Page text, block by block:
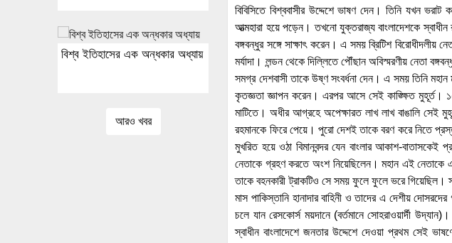
বিশ্ব ইতিহাসের এক অন্ধকার অধ্যায়
আরও খবর
বিবিসিতে বিশ্ববাসীর উদ্দেশে ভাষণ দেন। তিনি যখন
আত্মহারা হয়ে পড়েন। তখনো যুক্তরাজ্য বাংলাদেশকে স্বাধীন
বঙ্গবন্ধুর সঙ্গে সাক্ষাৎ করেন। এ সময় ব্রিটিশ বিরোধীদলীয়
মর্যাদা। লন্ডন থেকে দিল্লিতে পৌঁছান অবিস্মরণীয় নেতা
সমগ্র দেশবাসী তাকে উষ্ণ সংবর্ধনা দেন। এ সময় তিনি মহান
কৃতজ্ঞতা জ্ঞাপন করেন। এরপর আসে সেই কাঙ্ক্ষিত মুহূর্ত। ১০
মাটিতে। অধীর আগ্রহে অপেক্ষারত লাখ লাখ বাঙালি সেই
রহমানকে ফিরে পেয়ে। পুরো দেশই তাকে বরণ করে নিতে
মুখরিত হয়ে ওঠা বিমানবন্দর যেন বাংলার আকাশ-
নেতাকে গ্রহণ করতে অংশ নিয়েছিলেন। মহান এই নেতাকে
তাকে বহনকারী ট্রাকটিও সে সময় ফুলে ফুলে ভরে গিয়েছিল।
মাস পাকিস্তানি হানাদার বাহিনী ও তাদের এ দেশীয়
চলে যান রেসকোর্স ময়দানে (বর্তমানে সোহরাওয়ার্দী
স্বাধীন বাংলাদেশে জনতার উদ্দেশে দেওয়া প্রথম সেই